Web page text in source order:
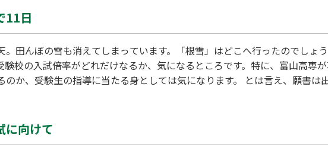
11日
。田んぼの雪も消えてしまっています。「根雪」はどこへ行ったのでしょ
験校の入試倍率がどれだけなるか、気になるところです。特に、富山高専
のか、受験生の指導に当たる身としては気になります。 とは言え、願書は
に向けて